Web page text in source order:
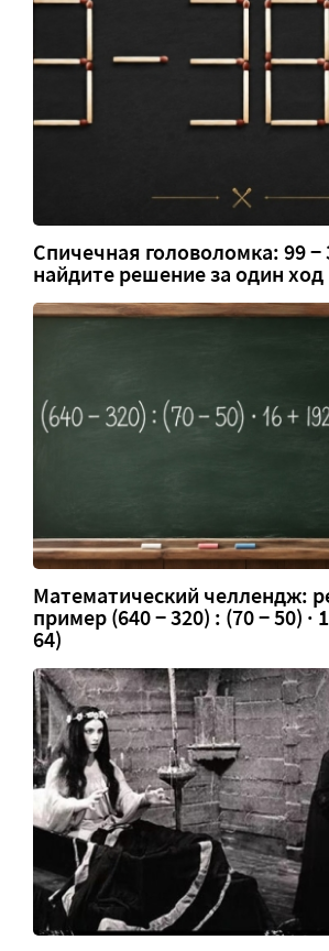
Спичечная головоломка: 99 −
найдите решение за один ход
Математический челлендж:
пример (640 − 320) : (70 − 50) ·
64)